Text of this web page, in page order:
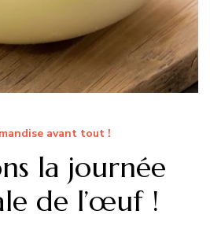
avant tout !
la journée
de l’œuf !